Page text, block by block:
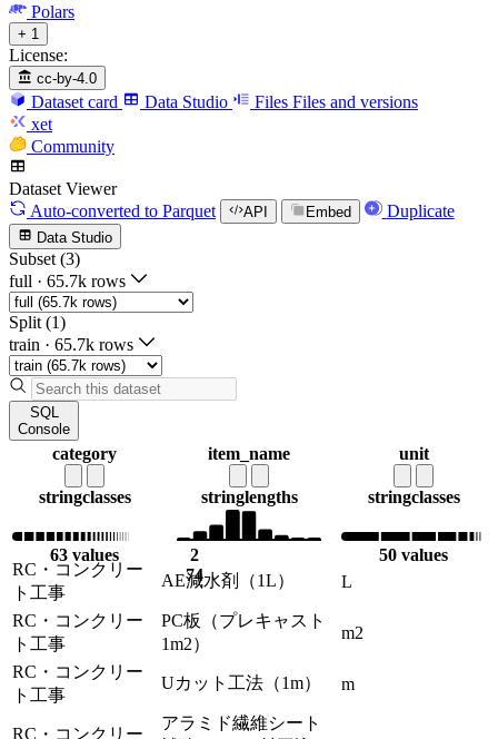
Polars
+ 1
License:
cc-by-4.0
Dataset card Data Studio Files Files and versions
xet
Community
Dataset Viewer
Auto-converted to Parquet API Embed Duplicate
Data Studio
Subset (3)
full · 65.7k rows
Split (1)
train · 65.7k rows
SQL
Console
category
stringclasses
63 values
item_name
stringlengths
2
74
unit
stringclasses
50 values
RC・コンクリー
ト工事
AE減水剤（1L） L
RC・コンクリー
ト工事
PC板（プレキャスト
1m2）
m2
RC・コンクリー
ト工事
Uカット工法（1m） m
RC・コンクリー
アラミド繊維シート